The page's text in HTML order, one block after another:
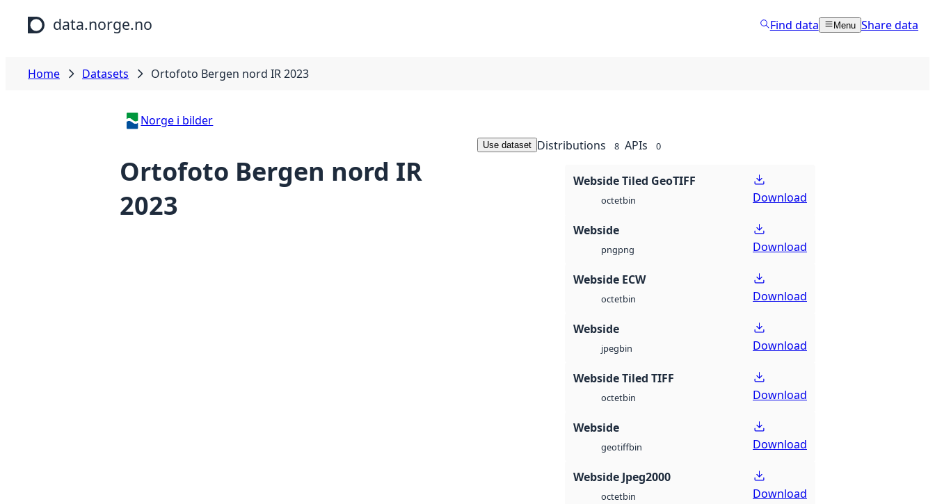
Skip to main content
data.norge.no Find data Menu Share data
Home Datasets Ortofoto Bergen nord IR 2023
Norge i bilder
Ortofoto Bergen nord IR
2023
Use dataset Distributions 8 APIs 0
Webside Tiled GeoTIFF
octetbin Download
Webside
pngpng Download
Webside ECW
octetbin Download
Webside
jpegbin Download
Webside Tiled TIFF
octetbin Download
Webside
geotiffbin Download
Webside Jpeg2000
octetbin Download